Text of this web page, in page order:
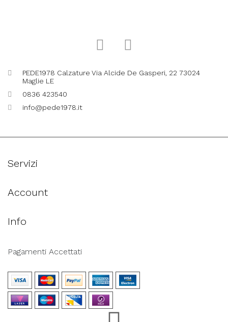
PEDE1978 Calzature Via Alcide De Gasperi, 22 73024
Maglie LE
0836 423540
info@pede1978.it
Servizi
Account
Info
Pagamenti Accettati